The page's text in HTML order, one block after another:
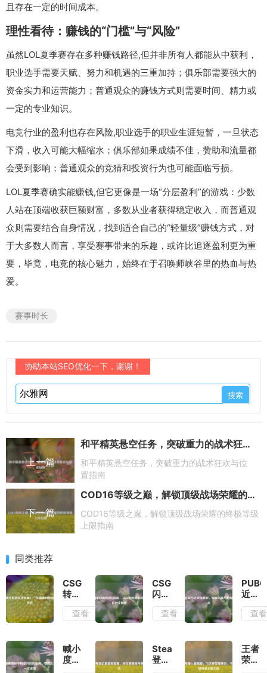
且存在一定的时间成本。
理性看待：赚钱的“门槛”与“风险”
虽然LOL夏季赛存在多种赚钱路径,但并非所有人都能从中获利，
职业选手需要天赋、努力和机遇的三重加持；俱乐部需要强大的
资金实力和运营能力；普通观众的赚钱方式则需要时间、精力或
一定的专业知识。
电竞行业的盈利也存在风险,职业选手的职业生涯短暂，一旦状态
下滑，收入可能大幅缩水；俱乐部如果成绩不佳，赞助和流量都
会受到影响；普通观众的竞猜和投资行为也可能面临亏损。
LOL夏季赛确实能赚钱,但它更像是一场“分层盈利”的游戏：少数
人站在顶端收获巨额财富，多数从业者获得稳定收入，而普通观
众则需要结合自身情况，找到适合自己的“轻量级”赚钱方式，对
于大多数人而言，享受赛事带来的乐趣，或许比追逐盈利更为重
要，毕竟，电竞的核心魅力，始终在于召唤师峡谷里的热血与热
爱。
赛事时长
协助本站SEO优化一下，谢谢！
上一篇
和平精英悬空任务，突破重力的战术狂欢与位置指南
和平精英悬空任务，突破重力的战术狂欢与位
置指南
下一篇
COD16等级之巅，解锁顶级战场荣耀的终极等级上限指南
COD16等级之巅，解锁顶级战场荣耀的终极等级
上限指南
同类推荐
CSGO
转土
区购
买先
一文
搞懂
查看
CSGO
闪光
规避
进阶
从白
给到
查看
PUBG
近战
与远
攻全
隐秘
刀械
查看
喊小
度要
看和
Steam
登录
记录
王者
荣耀
×莫